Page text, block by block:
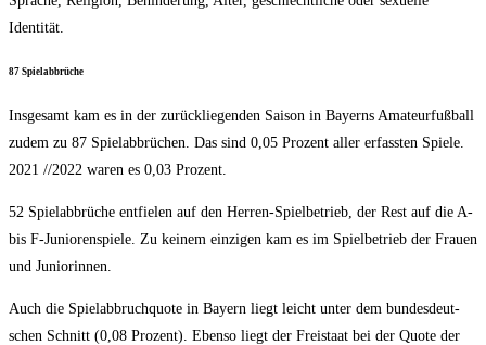
Identität.
87 Spiel­ab­brü­che
Ins­ge­samt kam es in der zurück­lie­gen­den Sai­son in Bay­erns Ama­teur­fuß­ball
zudem zu 87 Spiel­ab­brü­chen. Das sind 0,05 Pro­zent aller erfass­ten Spie­le.
2021 /​/​2022 waren es 0,03 Prozent.
52 Spiel­ab­brü­che ent­fie­len auf den Her­ren-Spiel­be­trieb, der Rest auf die A-
bis F‑Juniorenspiele. Zu kei­nem ein­zi­gen kam es im Spiel­be­trieb der Frau­en
und Juniorinnen.
Auch die Spiel­ab­bruch­quo­te in Bay­ern liegt leicht unter dem bun­des­deut­
schen Schnitt (0,08 Pro­zent). Eben­so liegt der Frei­staat bei der Quo­te der